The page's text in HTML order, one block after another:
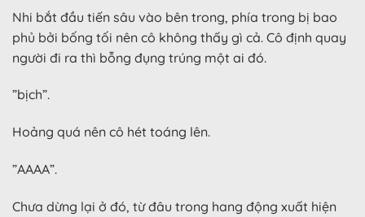
Nhi bắt đầu tiến sâu vào bên trong, phía trong bị bao
phủ bởi bống tối nên cô không thấy gì cả. Cô định quay
người đi ra thì bỗng đụng trúng một ai đó.
”bịch”.
Hoảng quá nên cô hét toáng lên.
”AAAA”.
Chưa dừng lại ở đó, từ đâu trong hang động xuất hiện